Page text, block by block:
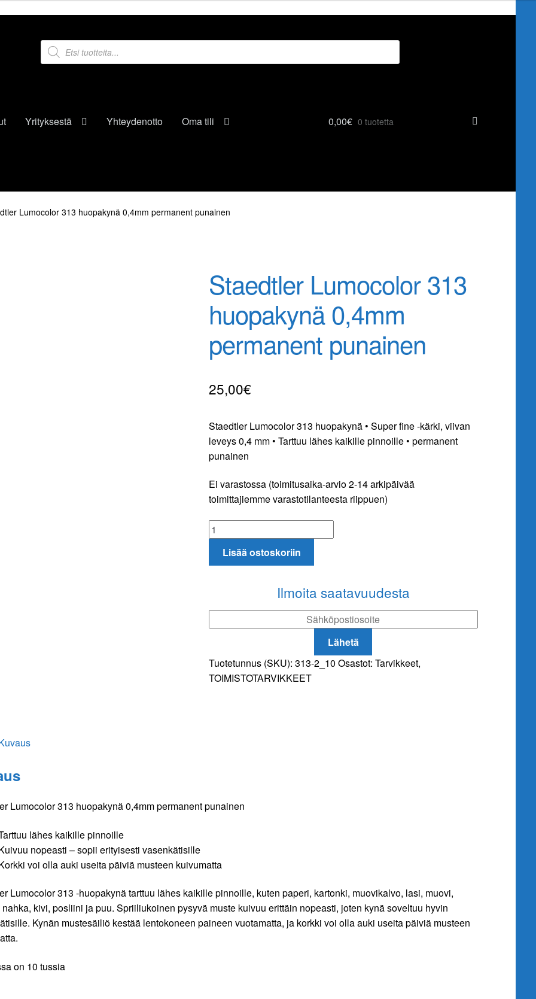
Products
search
Yrityksestä Yhteydenotto Oma tili 0,00€ 0 tuotetta
Lumocolor 313 huopakynä 0,4mm permanent punainen
Staedtler Lumocolor 313
huopakynä 0,4mm
permanent punainen
25,00€
Staedtler Lumocolor 313 huopakynä • Super fine -kärki, viivan
leveys 0,4 mm • Tarttuu lähes kaikille pinnoille • permanent
punainen
Ei varastossa (toimitusaika-arvio 2-14 arkipäivää
toimittajiemme varastotilanteesta riippuen)
Staedtler
Lumocolor
313
määrä
Lisää ostoskoriin
Ilmoita saatavuudesta
Lähetä
Tuotetunnus (SKU): 313-2_10 Osastot: Tarvikkeet,
TOIMISTOTARVIKKEET
Lumocolor 313 huopakynä 0,4mm permanent punainen
lähes kaikille pinnoille
nopeasti – sopii erityisesti vasenkätisille
voi olla auki useita päiviä musteen kuivumatta
Lumocolor 313 -huopakynä tarttuu lähes kaikille pinnoille, kuten paperi, kartonki, muovikalvo, lasi, muovi,
kivi, posliini ja puu. Spriiliukoinen pysyvä muste kuivuu erittäin nopeasti, joten kynä soveltuu hyvin
Kynän mustesäiliö kestää lentokoneen paineen vuotamatta, ja korkki voi olla auki useita päiviä musteen
on 10 tussia